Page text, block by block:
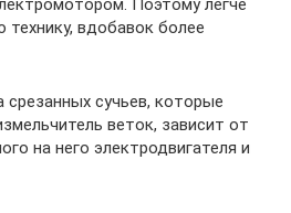
Поэтому легче
технику, вдобавок более
сучьев, которые
веток, зависит от
на него электродвигателя и